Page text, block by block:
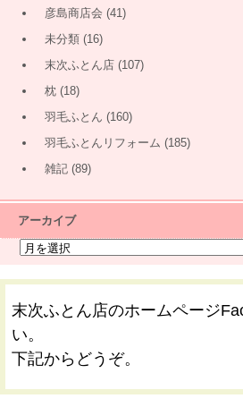
彦島商店会 (41)
未分類 (16)
末次ふとん店 (107)
枕 (18)
羽毛ふとん (160)
羽毛ふとんリフォーム (185)
雑記 (89)
アーカイブ
末次ふとん店のホームページ
い。
下記からどうぞ。